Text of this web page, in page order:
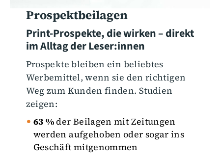
Prospektbeilagen
Print-Prospekte, die wirken – direkt
im Alltag der Leser:innen
Prospekte bleiben ein beliebtes
Werbemittel, wenn sie den richtigen
Weg zum Kunden finden. Studien
zeigen:
63 %der Beilagen mit Zeitungen
werden aufgehoben oder sogar ins
Geschäft mitgenommen